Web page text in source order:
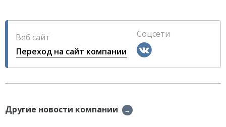
Веб сайт
Переход на сайт компании
Соцсети
Другие новости компании →